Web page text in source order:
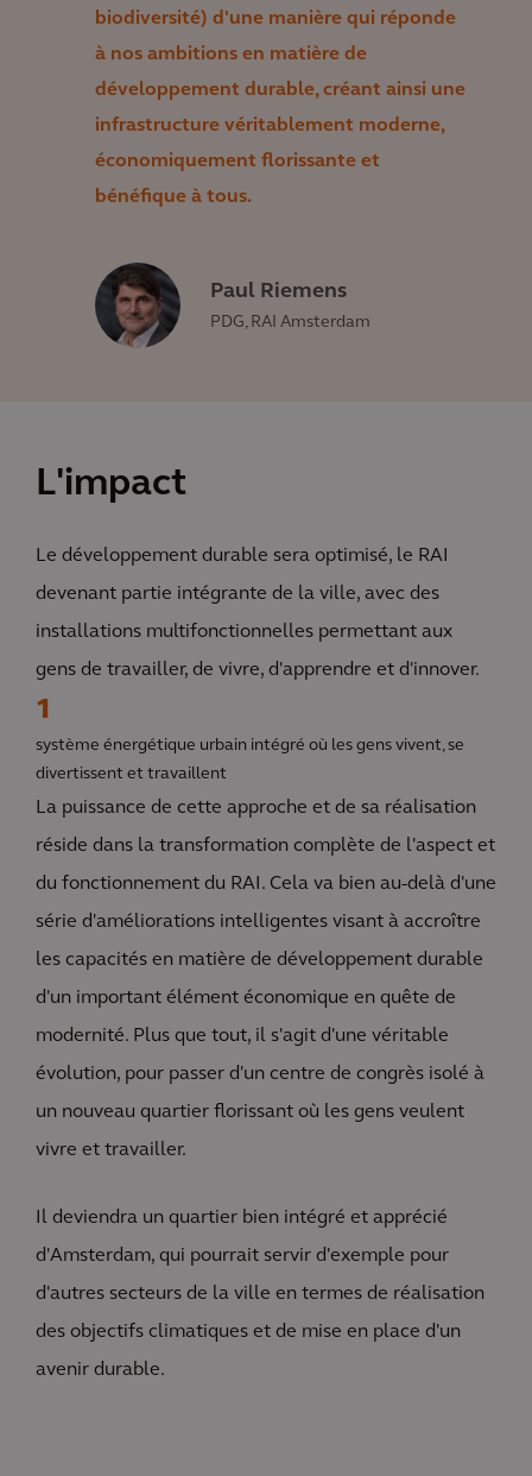
biodiversité) d'une manière qui réponde
à nos ambitions en matière de
développement durable, créant ainsi une
infrastructure véritablement moderne,
économiquement florissante et
bénéfique à tous.
Paul Riemens
PDG, RAI Amsterdam
L'impact
Le développement durable sera optimisé, le RAI
devenant partie intégrante de la ville, avec des
installations multifonctionnelles permettant aux
gens de travailler, de vivre, d'apprendre et d'innover.
1
système énergétique urbain intégré où les gens vivent, se
divertissent et travaillent
La puissance de cette approche et de sa réalisation
réside dans la transformation complète de l'aspect et
du fonctionnement du RAI. Cela va bien au-delà d'une
série d'améliorations intelligentes visant à accroître
les capacités en matière de développement durable
d'un important élément économique en quête de
modernité. Plus que tout, il s'agit d'une véritable
évolution, pour passer d'un centre de congrès isolé à
un nouveau quartier florissant où les gens veulent
vivre et travailler.
Il deviendra un quartier bien intégré et apprécié
d'Amsterdam, qui pourrait servir d'exemple pour
d'autres secteurs de la ville en termes de réalisation
des objectifs climatiques et de mise en place d'un
avenir durable.